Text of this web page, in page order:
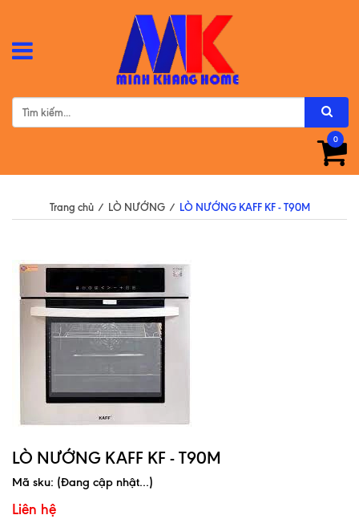
0
Trang chủ / LÒ NƯỚNG / LÒ NƯỚNG KAFF KF - T90M
LÒ NƯỚNG KAFF KF - T90M
Mã sku: (Đang cập nhật...)
Liên hệ